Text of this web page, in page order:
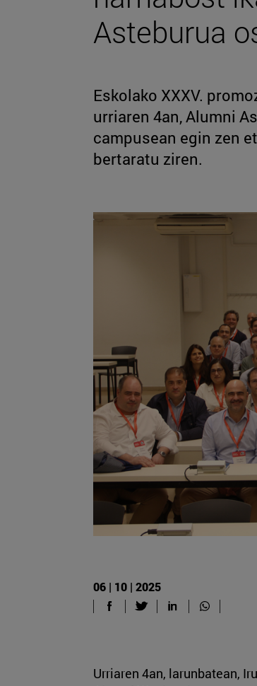
Asteburua
Eskolako XXXV.
urriaren 4an, Alumni
campusean egin zen
bertaratu ziren.
06 | 10 | 2025
Urriaren 4an, larunbatean,